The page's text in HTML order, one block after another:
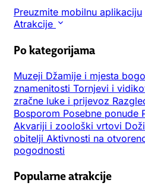
Preuzmite mobilnu aplikaciju
Atrakcije
Po kategorijama
Muzeji Džamije i mjesta
znamenitosti Tornjevi i
zračne luke i prijevoz
Bosporom Posebne ponude
Akvariji i zoološki vrtovi
obitelji Aktivnosti na
pogodnosti
Popularne atrakcije